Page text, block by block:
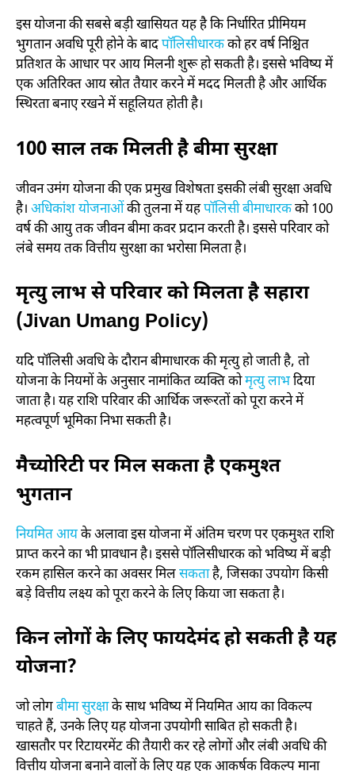
इस योजना की सबसे बड़ी खासियत यह है कि निर्धारित प्रीमियम
भुगतान अवधि पूरी होने के बादपॉलिसीधारकको हर वर्ष निश्चित
प्रतिशत के आधार पर आय मिलनी शुरू हो सकती है। इससे भविष्य में
एक अतिरिक्त आय स्रोत तैयार करने में मदद मिलती है और आर्थिक
स्थिरता बनाए रखने में सहूलियत होती है।
100 साल तक मिलती है बीमा सुरक्षा
जीवन उमंग योजना की एक प्रमुख विशेषता इसकी लंबी सुरक्षा अवधि
है। अधिकांश योजनाओंकी तुलना में यहपॉलिसी बीमाधारकको 100
वर्ष की आयु तक जीवन बीमा कवर प्रदान करती है। इससे परिवार को
लंबे समय तक वित्तीय सुरक्षा का भरोसा मिलता है।
मृत्यु लाभ से परिवार को मिलता है सहारा
(Jivan Umang Policy)
यदि पॉलिसी अवधि के दौरान बीमाधारक की मृत्यु हो जाती है, तो
योजना के नियमों के अनुसार नामांकित व्यक्ति कोमृत्यु लाभदिया
जाता है। यह राशि परिवार की आर्थिक जरूरतों को पूरा करने में
महत्वपूर्ण भूमिका निभा सकती है।
मैच्योरिटी पर मिल सकता है एकमुश्त
भुगतान
नियमित आयके अलावा इस योजना में अंतिम चरण पर एकमुश्त राशि
प्राप्त करने का भी प्रावधान है। इससे पॉलिसीधारक को भविष्य में बड़ी
रकम हासिल करने का अवसर मिलसकताहै, जिसका उपयोग किसी
बड़े वित्तीय लक्ष्य को पूरा करने के लिए किया जा सकता है।
किन लोगों के लिए फायदेमंद हो सकती है यह
योजना?
जो लोगबीमा सुरक्षाके साथ भविष्य में नियमित आय का विकल्प
चाहते हैं, उनके लिए यह योजना उपयोगी साबित हो सकती है।
खासतौर पर रिटायरमेंट की तैयारी कर रहे लोगों और लंबी अवधि की
वित्तीय योजना बनाने वालों के लिए यह एक आकर्षक विकल्प माना